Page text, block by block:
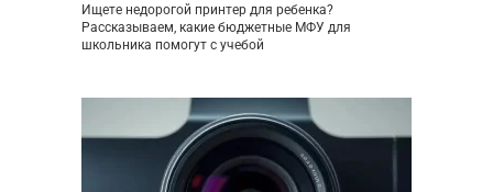
Ищете недорогой принтер для ребенка?
Рассказываем, какие бюджетные МФУ для
школьника помогут с учебой